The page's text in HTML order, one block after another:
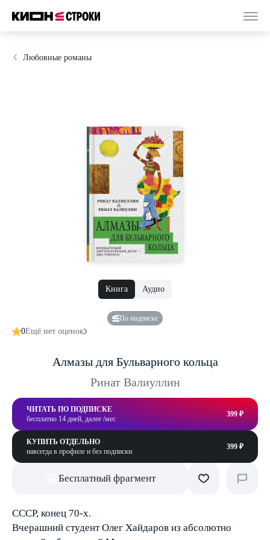
Любовные романы
Книга Аудио
По подписке
0Ещё нет оценок
Алмазы для Бульварного кольца
Ринат Валиуллин
ЧИТАТЬ ПО ПОДПИСКЕ
бесплатно 14 дней, далее /мес
399 ₽
КУПИТЬ ОТДЕЛЬНО
навсегда в профиле и без подписки
399 ₽
Бесплатный фрагмент
СССР, конец 70-х.
Вчерашний студент Олег Хайдаров из абсолютно